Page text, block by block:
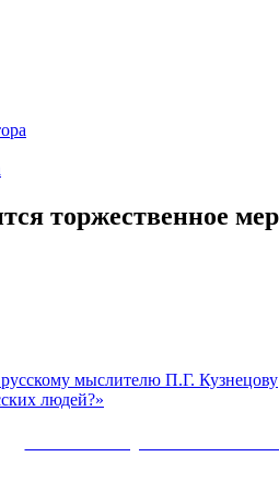
торжественное
мыслителю П.Г. Кузнецову
людей?»